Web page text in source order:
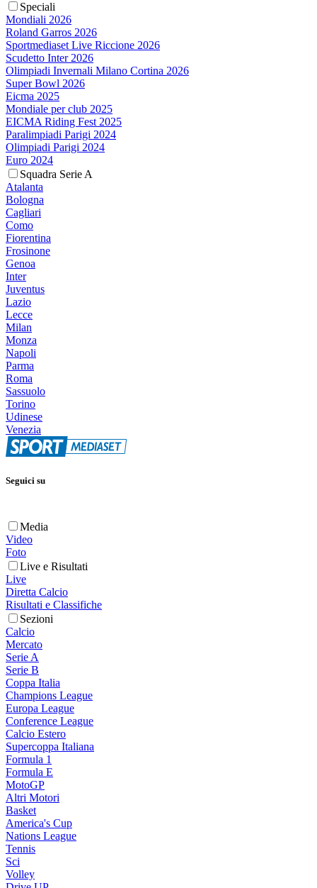
Speciali
Mondiali 2026
Roland Garros 2026
Sportmediaset Live Riccione 2026
Scudetto Inter 2026
Olimpiadi Invernali Milano Cortina 2026
Super Bowl 2026
Eicma 2025
Mondiale per club 2025
EICMA Riding Fest 2025
Paralimpiadi Parigi 2024
Olimpiadi Parigi 2024
Euro 2024
Squadra Serie A
Atalanta
Bologna
Cagliari
Como
Fiorentina
Frosinone
Genoa
Inter
Juventus
Lazio
Lecce
Milan
Monza
Napoli
Parma
Roma
Sassuolo
Torino
Udinese
Venezia
Seguici su
Media
Video
Foto
Live e Risultati
Live
Diretta Calcio
Risultati e Classifiche
Sezioni
Calcio
Mercato
Serie A
Serie B
Coppa Italia
Champions League
Europa League
Conference League
Calcio Estero
Supercoppa Italiana
Formula 1
Formula E
MotoGP
Altri Motori
Basket
America's Cup
Nations League
Tennis
Sci
Volley